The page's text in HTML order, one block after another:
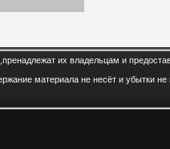
их владельцам и
материала не несёт и убытки